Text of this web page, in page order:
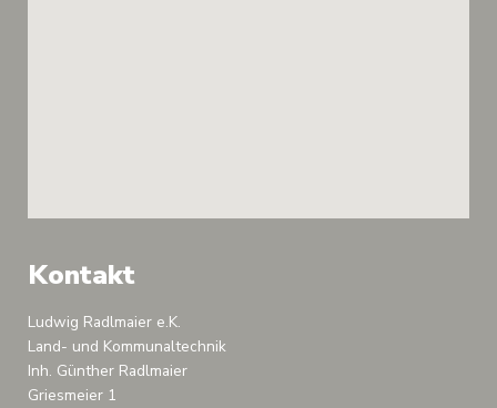
Kontakt
Ludwig Radlmaier e.K.
Land- und Kommunaltechnik
Inh. Günther Radlmaier
Griesmeier 1